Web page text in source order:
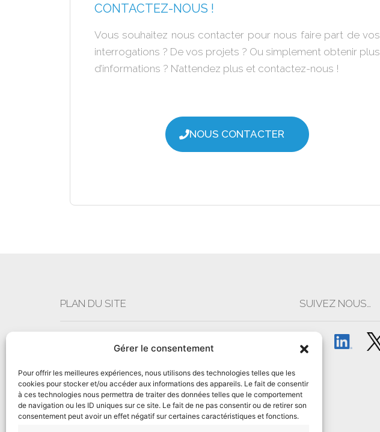
Gérer le consentement
Pour offrir les meilleures expériences, nous utilisons des technologies telles que les
cookies pour stocker et/ou accéder aux informations des appareils. Le fait de consentir
à ces technologies nous permettra de traiter des données telles que le comportement
de navigation ou les ID uniques sur ce site. Le fait de ne pas consentir ou de retirer son
consentement peut avoir un effet négatif sur certaines caractéristiques et fonctions.
CONTACTEZ-NOUS !
Vous souhaitez nous contacter pour nous faire part de vos
interrogations ? De vos projets ? Ou simplement obtenir plus
d’informations ? N’attendez plus et contactez-nous !
NOUS CONTACTER
PLAN DU SITE
Notre équipe Altimérienne
Rejoignez-nous
Nos actualités
SUIVEZ NOUS…